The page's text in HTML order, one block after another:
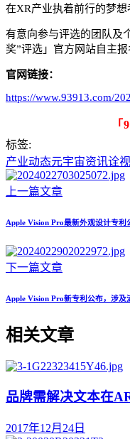
在XR产业执着前行的梦想
有意向参与评选的团队及
奖”评选」官方网站自主报
官网链接：
https://www.93913.com/
标签:
产业动态元宇宙资讯诠
上一篇文章
Apple Vision Pro最新外观设计专利
下一篇文章
Apple Vision Pro新专利公布，涉及
相关文章
品牌需解决文本在
2017年12月24日